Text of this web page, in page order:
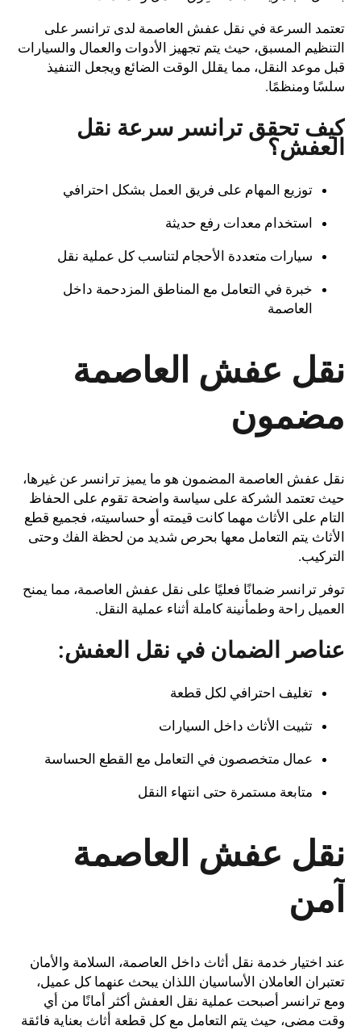
تعتمد السرعة في نقل عفش العاصمة لدى ترانسر على
التنظيم المسبق، حيث يتم تجهيز الأدوات والعمال والسيارات
قبل موعد النقل، مما يقلل الوقت الضائع ويجعل التنفيذ
سلسًا ومنظمًا.
كيف تحقق ترانسر سرعة نقل
العفش؟
توزيع المهام على فريق العمل بشكل احترافي
استخدام معدات رفع حديثة
سيارات متعددة الأحجام لتناسب كل عملية نقل
خبرة في التعامل مع المناطق المزدحمة داخل
العاصمة
نقل عفش العاصمة
مضمون
نقل عفش العاصمة المضمون هو ما يميز ترانسر عن غيرها،
حيث تعتمد الشركة على سياسة واضحة تقوم على الحفاظ
التام على الأثاث مهما كانت قيمته أو حساسيته، فجميع قطع
الأثاث يتم التعامل معها بحرص شديد من لحظة الفك وحتى
التركيب.
توفر ترانسر ضمانًا فعليًا على نقل عفش العاصمة، مما يمنح
العميل راحة وطمأنينة كاملة أثناء عملية النقل.
عناصر الضمان في نقل العفش:
تغليف احترافي لكل قطعة
تثبيت الأثاث داخل السيارات
عمال متخصصون في التعامل مع القطع الحساسة
متابعة مستمرة حتى انتهاء النقل
نقل عفش العاصمة
آمن
عند اختيار خدمة نقل أثاث داخل العاصمة، السلامة والأمان
تعتبران العاملان الأساسيان اللذان يبحث عنهما كل عميل،
ومع ترانسر أصبحت عملية نقل العفش أكثر أمانًا من أي
وقت مضى، حيث يتم التعامل مع كل قطعة أثاث بعناية فائقة